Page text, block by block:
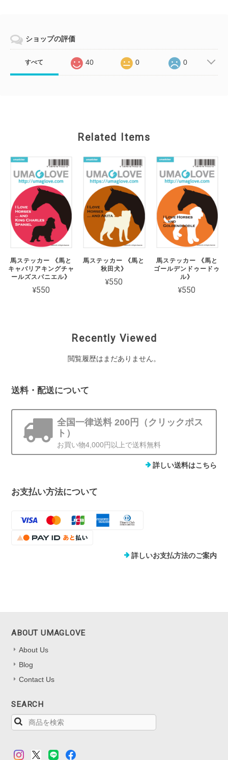
ショップの評価
すべて 40 0 0
Related Items
馬ステッカー 《馬と
キャバリアキングチャ
ールズスパニエル》
¥550
馬ステッカー 《馬と
秋田犬》
¥550
馬ステッカー 《馬と
ゴールデンドゥードゥ
ル》
¥550
Recently Viewed
閲覧履歴はまだありません。
送料・配送について
全国一律送料 200円（クリックポス
ト）
お買い物4,000円以上で送料無料
詳しい送料はこちら
お支払い方法について
詳しいお支払方法のご案内
ABOUT UMAGLOVE
About Us
Blog
Contact Us
SEARCH